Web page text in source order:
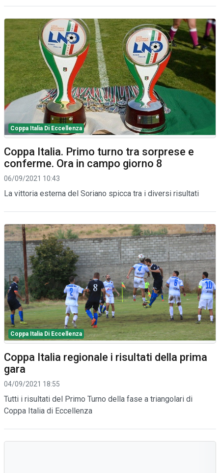
Coppa Italia Di Eccellenza
Coppa Italia. Primo turno tra sorprese e
conferme. Ora in campo giorno 8
06/09/2021 10:43
La vittoria esterna del Soriano spicca tra i diversi risultati
Coppa Italia Di Eccellenza
Coppa Italia regionale i risultati della prima
gara
04/09/2021 18:55
Tutti i risultati del Primo Turno della fase a triangolari di
Coppa Italia di Eccellenza